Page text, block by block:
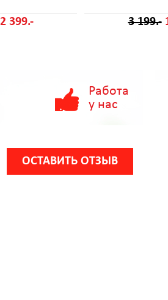
2 399.- 3 199.-
Работа
у нас
ОСТАВИТЬ ОТЗЫВ